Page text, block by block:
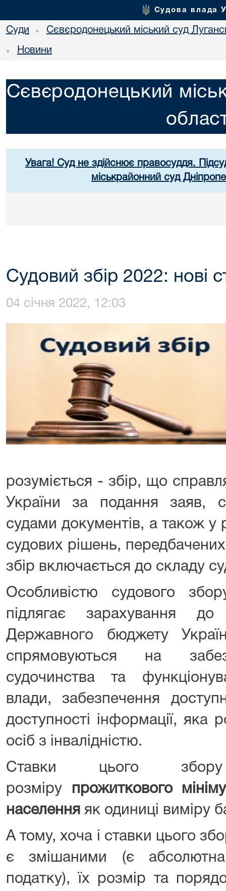
Судова влада
Суди • Сєвєродонецький міський суд
• Новини
Сєвєродонецький
Увага! Суд не здійснює правосуддя.
міськрайонний суд
Судовий збір 2022: нові
04 січня 2022, 12:03
розуміється - збір, що
України за подання заяв,
судами документів, а також у
судових рішень,
збір включається до складу
Особливістю судового
підлягає зарахування
Державного бюджету
спрямовуються на
судочинства та
влади, забезпечення
доступності інформації, яка
осіб з інвалідністю.
Ставки цього
розміру
прожиткового
населення як одиниці виміру
А тому, хоча і ставки цього
є змішаними (є
податку), їх розмір та